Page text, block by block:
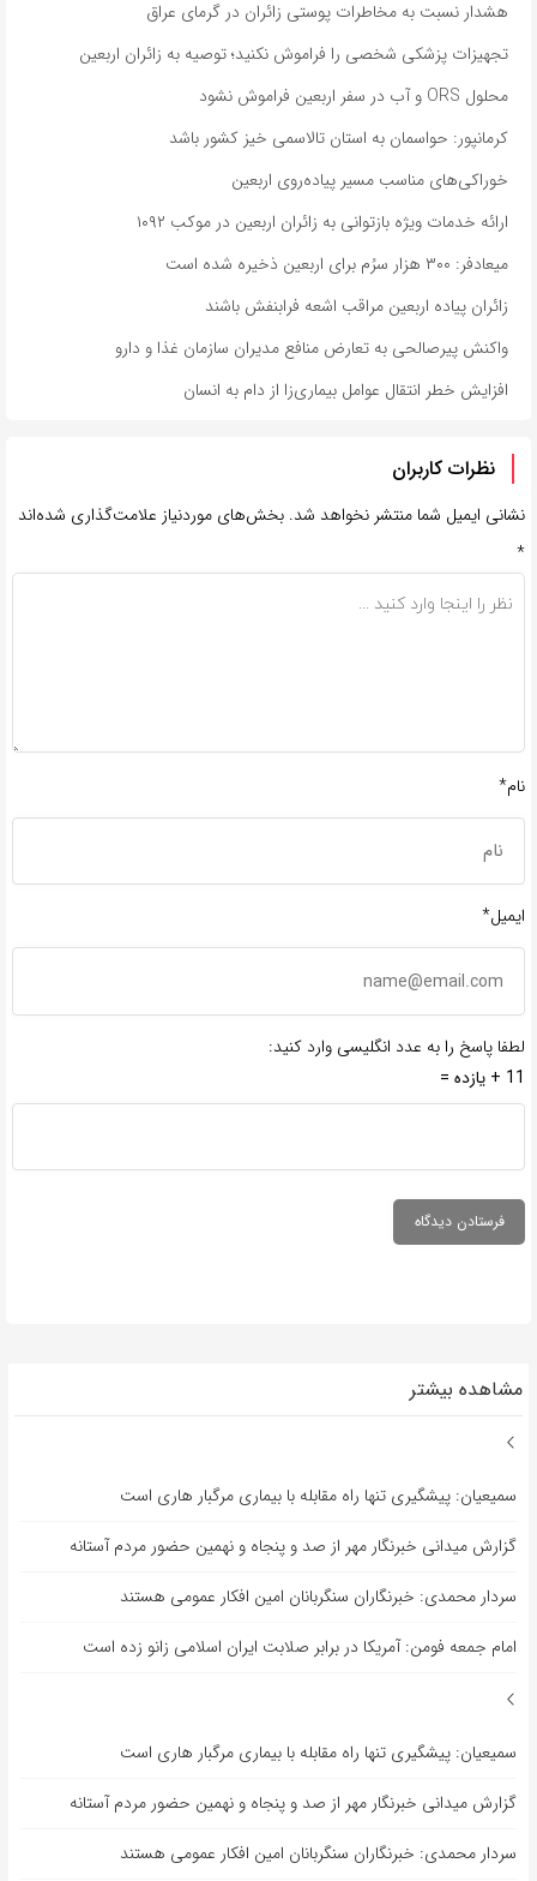
هشدار نسبت به مخاطرات پوستی زائران در گرمای عراق
تجهیزات پزشکی شخصی را فراموش نکنید؛ توصیه به زائران اربعین
محلول ORS و آب در سفر اربعین فراموش نشود
کرمانپور: حواسمان به استان تالاسمی خیز کشور باشد
خوراکی‌های مناسب مسیر پیاده‌روی اربعین
ارائه خدمات ویژه بازتوانی به زائران اربعین در موکب ۱۰۹۲
میعادفر: ۳۰۰ هزار سرُم برای اربعین ذخیره شده است
زائران پیاده اربعین مراقب اشعه فرابنفش باشند
واکنش پیرصالحی به تعارض منافع مدیران سازمان غذا و دارو
افزایش خطر انتقال عوامل بیماری‌زا از دام به انسان
نظرات کاربران
نشانی ایمیل شما منتشر نخواهد شد. بخش‌های موردنیاز علامت‌گذاری شده‌اند
*
نام*
ایمیل*
لطفا پاسخ را به عدد انگلیسی وارد کنید:
11 + یازده =
مشاهده بیشتر
سمیعیان: پیشگیری تنها راه مقابله با بیماری مرگبار هاری است
گزارش میدانی خبرنگار مهر از صد و پنجاه و نهمین حضور مردم آستانه
سردار محمدی: خبرنگاران سنگربانان امین افکار عمومی هستند
امام جمعه فومن: آمریکا در برابر صلابت ایران اسلامی زانو زده است
سمیعیان: پیشگیری تنها راه مقابله با بیماری مرگبار هاری است
گزارش میدانی خبرنگار مهر از صد و پنجاه و نهمین حضور مردم آستانه
سردار محمدی: خبرنگاران سنگربانان امین افکار عمومی هستند